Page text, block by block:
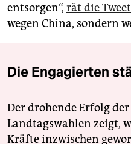
entsorgen“, rät die
wegen China, sondern
Die Engagierten
Der drohende Erfolg
Landtagswahlen zeigt,
Kräfte inzwischen